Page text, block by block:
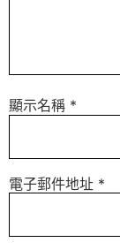
顯示名稱 *
電子郵件地址 *